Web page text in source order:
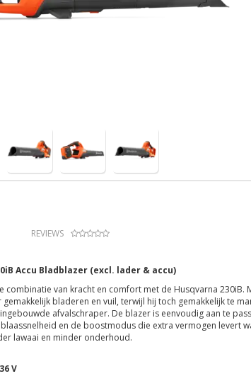
REVIEWS
Accu Bladblazer (excl. lader & accu)
combinatie van kracht en comfort met de Husqvarna
gemakkelijk bladeren en vuil, terwijl hij toch gemakkelijk te
afvalschraper. De blazer is eenvoudig aan te
en de boostmodus die extra vermogen
lawaai en minder onderhoud.
36 V